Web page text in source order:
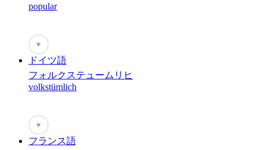
popular
♥
ドイツ語
フォルクステュームリヒ
volkstümlich
♥
フランス語